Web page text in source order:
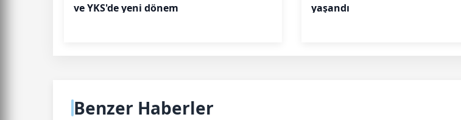
ve YKS'de yeni dönem
yaşandı
Benzer Haberler